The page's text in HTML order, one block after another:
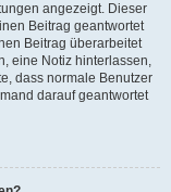
angezeigt. Dieser
Beitrag geantwortet
Beitrag überarbeitet
eine Notiz hinterlassen,
dass normale Benutzer
darauf geantwortet